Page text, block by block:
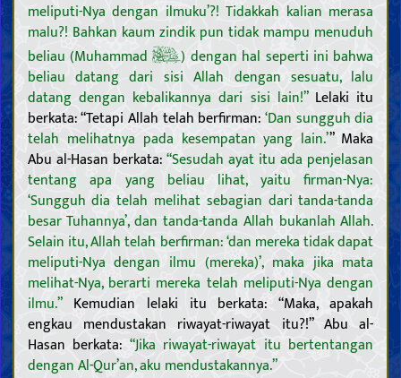
meliputi-Nya dengan ilmuku’?! Tidakkah kalian merasa
malu?! Bahkan kaum zindik pun tidak mampu menuduh
beliau (Muhammad
) dengan hal seperti ini bahwa
beliau datang dari sisi Allah dengan sesuatu, lalu
datang dengan kebalikannya dari sisi lain!”Lelaki itu
berkata: “Tetapi Allah telah berfirman:‘Dan sungguh dia
telah melihatnya pada kesempatan yang lain.’” Maka
Abu al-Hasan berkata:“Sesudah ayat itu ada penjelasan
tentang apa yang beliau lihat, yaitu firman-Nya:
‘Sungguh dia telah melihat sebagian dari tanda-tanda
besar Tuhannya’, dan tanda-tanda Allah bukanlah Allah.
Selain itu, Allah telah berfirman: ‘dan mereka tidak dapat
meliputi-Nya dengan ilmu (mereka)’, maka jika mata
melihat-Nya, berarti mereka telah meliputi-Nya dengan
ilmu.”Kemudian lelaki itu berkata: “Maka, apakah
engkau mendustakan riwayat-riwayat itu?!” Abu al-
Hasan berkata: “Jika riwayat-riwayat itu bertentangan
dengan Al-Qur’an, aku mendustakannya.”